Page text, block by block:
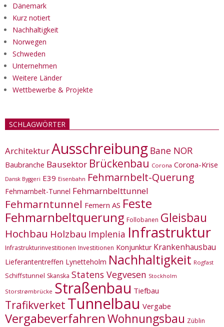
Dänemark
Kurz notiert
Nachhaltigkeit
Norwegen
Schweden
Unternehmen
Weitere Länder
Wettbewerbe & Projekte
SCHLAGWÖRTER
ArchitekturAusschreibung Bane NOR
Baubranche Bausektor Brückenbau Corona Corona-Krise
Dansk Byggeri E39 Eisenbahn Fehmarnbelt-Querung
Fehmarnbelt-Tunnel Fehmarnbelttunnel
Fehmarntunnel Femern AS Feste
Fehmarnbeltquerung Follobanen Gleisbau
Hochbau Holzbau Implenia Infrastruktur
Infrastrukturinvestitionen Investitionen Konjunktur Krankenhausbau
Lieferantentreffen Lynetteholm Nachhaltigkeit Rogfast
Schiffstunnel Skanska Statens Vegvesen Stockholm
Storstrømbrücke Straßenbau Tiefbau
Trafikverket Tunnelbau Vergabe
VergabeverfahrenWohnungsbau Züblin